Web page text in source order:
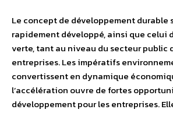
Le concept de développement durable
rapidement développé, ainsi que celui
verte, tant au niveau du secteur public
entreprises. Les impératifs
convertissent en dynamique
l’accélération ouvre de fortes
développement pour les entreprises.